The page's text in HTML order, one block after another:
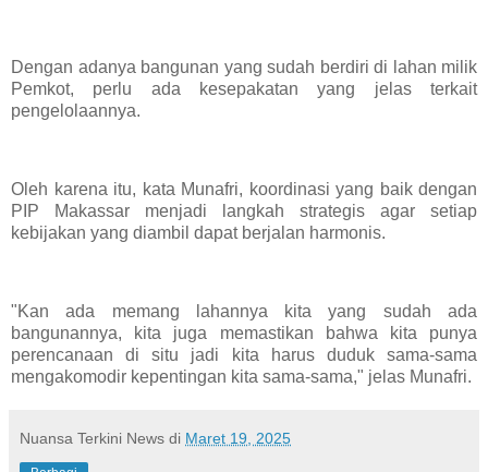
Dengan adanya bangunan yang sudah berdiri di lahan milik
Pemkot, perlu ada kesepakatan yang jelas terkait
pengelolaannya.
Oleh karena itu, kata Munafri, koordinasi yang baik dengan
PIP Makassar menjadi langkah strategis agar setiap
kebijakan yang diambil dapat berjalan harmonis.
"Kan ada memang lahannya kita yang sudah ada
bangunannya, kita juga memastikan bahwa kita punya
perencanaan di situ jadi kita harus duduk sama-sama
mengakomodir kepentingan kita sama-sama," jelas Munafri.
Nuansa Terkini News di Maret 19, 2025